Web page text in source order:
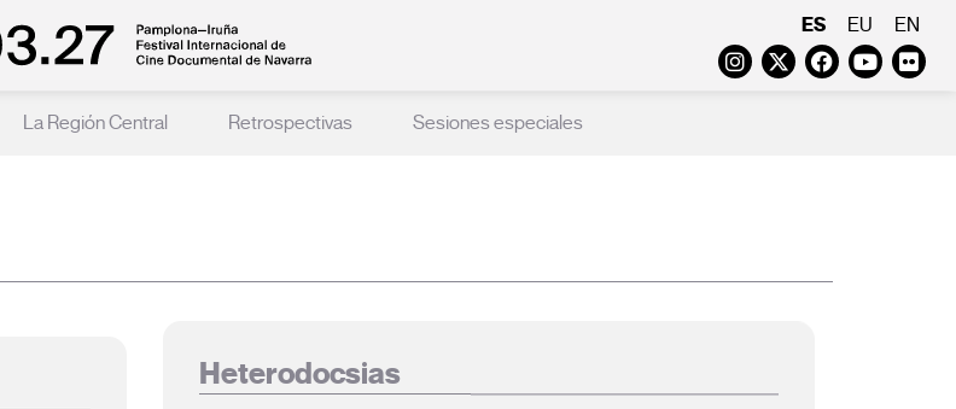
ES EU EN
Instagram
Twitter
La Región Central Retrospectivas Sesiones especiales
Heterodocsias